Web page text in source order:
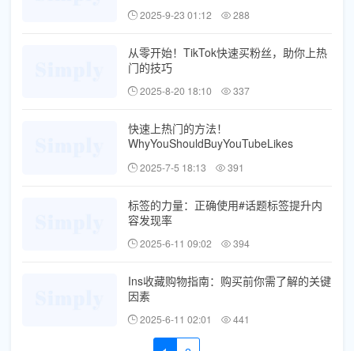
2025-9-23 01:12 288
从零开始！TikTok快速买粉丝，助你上热
门的技巧
2025-8-20 18:10 337
快速上热门的方法！
WhyYouShouldBuyYouTubeLikes
2025-7-5 18:13 391
标签的力量：正确使用#话题标签提升内
容发现率
2025-6-11 09:02 394
Ins收藏购物指南：购买前你需了解的关键
因素
2025-6-11 02:01 441